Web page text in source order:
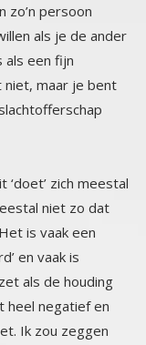
zich meestal
niet zo dat
Het is vaak een
en vaak is
als de houding
heel negatief en
Ik zou zeggen
iets heel anders